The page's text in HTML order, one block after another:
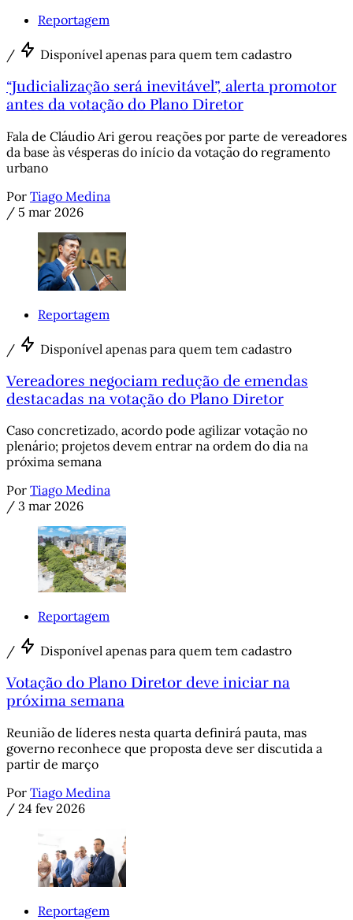
Reportagem
/ Disponível apenas para quem tem cadastro
“Judicialização será inevitável”, alerta promotor
antes da votação do Plano Diretor
Fala de Cláudio Ari gerou reações por parte de vereadores
da base às vésperas do início da votação do regramento
urbano
Por Tiago Medina
/ 5 mar 2026
Reportagem
/ Disponível apenas para quem tem cadastro
Vereadores negociam redução de emendas
destacadas na votação do Plano Diretor
Caso concretizado, acordo pode agilizar votação no
plenário; projetos devem entrar na ordem do dia na
próxima semana
Por Tiago Medina
/ 3 mar 2026
Reportagem
/ Disponível apenas para quem tem cadastro
Votação do Plano Diretor deve iniciar na
próxima semana
Reunião de líderes nesta quarta definirá pauta, mas
governo reconhece que proposta deve ser discutida a
partir de março
Por Tiago Medina
/ 24 fev 2026
Reportagem